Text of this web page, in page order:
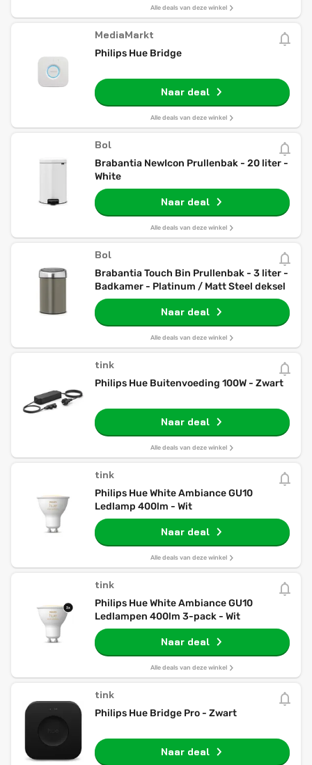
Alle deals van deze winkel
MediaMarkt
Philips Hue Bridge
Naar deal
Alle deals van deze winkel
Bol
Brabantia NewIcon Prullenbak - 20 liter -
White
Naar deal
Alle deals van deze winkel
Bol
Brabantia Touch Bin Prullenbak - 3 liter -
Badkamer - Platinum / Matt Steel deksel
Naar deal
Alle deals van deze winkel
tink
Philips Hue Buitenvoeding 100W - Zwart
Naar deal
Alle deals van deze winkel
tink
Philips Hue White Ambiance GU10
Ledlamp 400lm - Wit
Naar deal
Alle deals van deze winkel
tink
Philips Hue White Ambiance GU10
Ledlampen 400lm 3-pack - Wit
Naar deal
Alle deals van deze winkel
tink
Philips Hue Bridge Pro - Zwart
Naar deal